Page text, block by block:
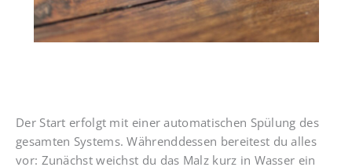
Der Start erfolgt mit einer automatischen Spülung des
gesamten Systems. Währenddessen bereitest du alles
vor: Zunächst weichst du das Malz kurz in Wasser ein